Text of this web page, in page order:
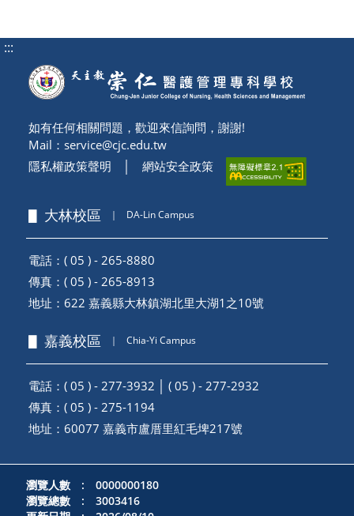
:::
如有任何相關問題，歡迎來信詢問，謝謝!
Mail： service@cjc.edu.tw
隱私權政策聲明
網站安全政策
▋ 大林校區 ｜ DA-Lin Campus
電話：( 05 ) - 265-8880
傳真：( 05 ) - 265-8913
地址： 622 嘉義縣大林鎮湖北里大湖1之10號
▋ 嘉義校區 ｜ Chia-Yi Campus
電話：( 05 ) - 277-3932 │ ( 05 ) - 277-2932
傳真：( 05 ) - 275-1194
地址： 60077 嘉義市盧厝里紅毛埤217號
瀏覽人數 : 0000000180
瀏覽總數 : 3003416